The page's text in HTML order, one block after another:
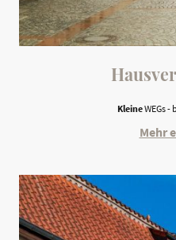
KleineWEGs
Mehr